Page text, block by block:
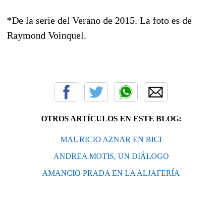
*De la serie del Verano de 2015. La foto es de
Raymond Voinquel.
OTROS ARTÍCULOS EN ESTE BLOG:
MAURICIO AZNAR EN BICI
ANDREA MOTIS, UN DIÁLOGO
AMANCIO PRADA EN LA ALJAFERÍA